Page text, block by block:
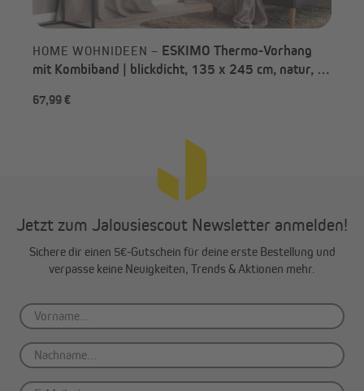
Wir benötigen deine Zustimmung, um den
HOME WOHNIDEEN – ESKIMO Thermo-Vorhang
mit Kombiband | blickdicht, 135 x 245 cm, natur, 2
67,99 €
Jetzt zum Jalousiescout Newsletter anmelden!
Sichere dir einen 5€-Gutschein für deine erste Bestellung und
verpasse keine Neuigkeiten, Trends & Aktionen mehr.